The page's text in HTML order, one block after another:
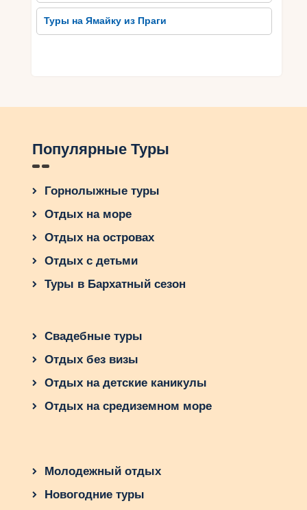
Туры на Ямайку из Праги
Популярные Туры
Горнолыжные туры
Отдых на море
Отдых на островах
Отдых с детьми
Туры в Бархатный сезон
Свадебные туры
Отдых без визы
Отдых на детские каникулы
Отдых на средиземном море
Молодежный отдых
Новогодние туры